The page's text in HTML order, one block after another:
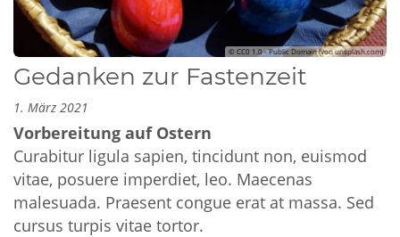
© CC0 1.0 - Public Domain (von unsplash.com)
Gedanken zur Fastenzeit
1. März 2021
Vorbereitung auf Ostern
Curabitur ligula sapien, tincidunt non, euismod
vitae, posuere imperdiet, leo. Maecenas
malesuada. Praesent congue erat at massa. Sed
cursus turpis vitae tortor.